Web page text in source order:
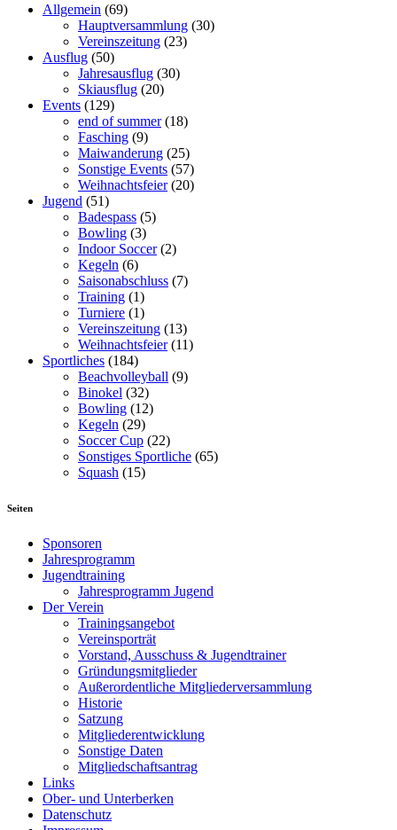
Allgemein (69)
Hauptversammlung (30)
Vereinszeitung (23)
Ausflug (50)
Jahresausflug (30)
Skiausflug (20)
Events (129)
end of summer(18)
Fasching (9)
Maiwanderung (25)
Sonstige Events (57)
Weihnachtsfeier(20)
Jugend (51)
Badespass (5)
Bowling (3)
Indoor Soccer(2)
Kegeln (6)
Saisonabschluss (7)
Training (1)
Turniere (1)
Vereinszeitung (13)
Weihnachtsfeier(11)
Sportliches (184)
Beachvolleyball (9)
Binokel (32)
Bowling (12)
Kegeln (29)
Soccer Cup (22)
Sonstiges Sportliche (65)
Squash (15)
Seiten
Sponsoren
Jahresprogramm
Jugendtraining
Jahresprogramm Jugend
Der Verein
Trainingsangebot
Vereinsporträt
Vorstand, Ausschuss & Jugendtrainer
Gründungsmitglieder
Außerordentliche Mitgliederversammlung
Historie
Satzung
Mitgliederentwicklung
Sonstige Daten
Mitgliedschaftsantrag
Links
Ober- und Unterberken
Datenschutz